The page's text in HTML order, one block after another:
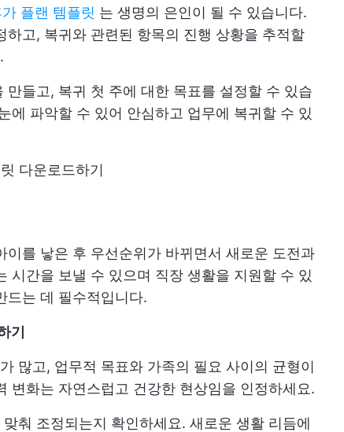
플랜 템플릿 는 생명의 은인이 될 수 있습니다.
고, 복귀와 관련된 항목의 진행 상황을 추적할
들고, 복귀 첫 주에 대한 목표를 설정할 수 있습
에 파악할 수 있어 안심하고 업무에 복귀할 수 있
다운로드하기
를 낳은 후 우선순위가 바뀌면서 새로운 도전과
시간을 보낼 수 있으며 직장 생활을 지원할 수 있
드는 데 필수적입니다.
기
많고, 업무적 목표와 가족의 필요 사이의 균형이
변화는 자연스럽고 건강한 현상임을 인정하세요.
춰 조정되는지 확인하세요. 새로운 생활 리듬에